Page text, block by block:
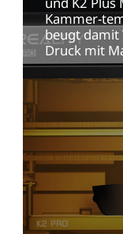
Kammer-
beugt damit
Druck mit